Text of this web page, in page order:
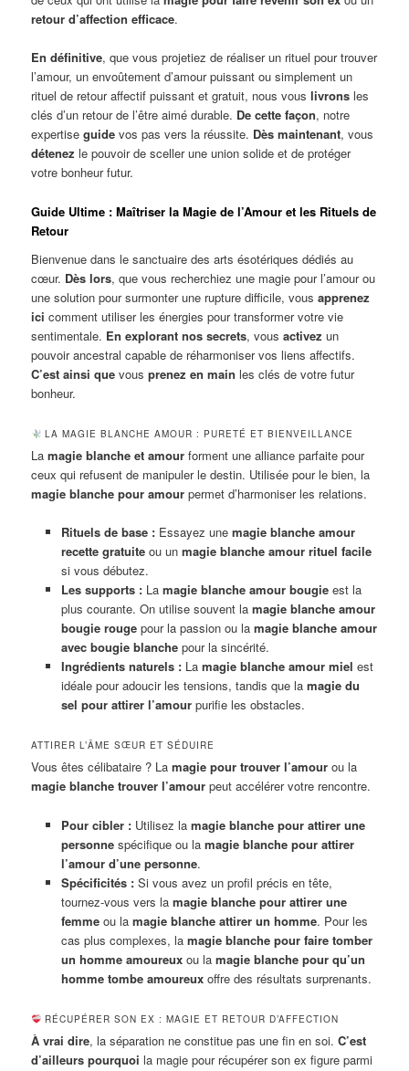
retour d’affection efficace.
En définitive, que vous projetiez de réaliser un rituel pour trouver
l’amour, un envoûtement d’amour puissant ou simplement un
rituel de retour affectif puissant et gratuit, nous vouslivrons les
clés d’un retour de l’être aimé durable. De cette façon, notre
expertiseguide vos pas vers la réussite. Dès maintenant, vous
détenez le pouvoir de sceller une union solide et de protéger
votre bonheur futur.
Guide Ultime : Maîtriser la Magie de l’Amour et les Rituels de
Retour
Bienvenue dans le sanctuaire des arts ésotériques dédiés au
cœur. Dès lors, que vous recherchiez une magie pour l’amour ou
une solution pour surmonter une rupture difficile, vousapprenez
ici comment utiliser les énergies pour transformer votre vie
sentimentale. En explorant nos secrets, vousactivez un
pouvoir ancestral capable de réharmoniser vos liens affectifs.
C’est ainsi que vousprenez en main les clés de votre futur
bonheur.
LA MAGIE BLANCHE AMOUR : PURETÉ ET BIENVEILLANCE
Lamagie blanche et amour forment une alliance parfaite pour
ceux qui refusent de manipuler le destin. Utilisée pour le bien, la
magie blanche pour amour permet d’harmoniser les relations.
Rituels de base :Essayez une magie blanche amour
recette gratuiteou un magie blanche amour rituel facile
si vous débutez.
Les supports :La magie blanche amour bougieest la
plus courante. On utilise souvent la magie blanche amour
bougie rougepour la passion ou la magie blanche amour
avec bougie blanchepour la sincérité.
Ingrédients naturels :La magie blanche amour miel est
idéale pour adoucir les tensions, tandis que la magie du
sel pour attirer l’amourpurifie les obstacles.
ATTIRER L’ÂME SŒUR ET SÉDUIRE
Vous êtes célibataire ? Lamagie pour trouver l’amour ou la
magie blanche trouver l’amour peut accélérer votre rencontre.
Pour cibler :Utilisez la magie blanche pour attirer une
personnespécifique ou la magie blanche pour attirer
l’amour d’une personne.
Spécificités :Si vous avez un profil précis en tête,
tournez-vous vers la magie blanche pour attirer une
femmeou la magie blanche attirer un homme. Pour les
cas plus complexes, la magie blanche pour faire tomber
un homme amoureuxou la magie blanche pour qu’un
homme tombe amoureuxoffre des résultats surprenants.
RÉCUPÉRER SON EX : MAGIE ET RETOUR D’AFFECTION
À vrai dire, la séparation ne constitue pas une fin en soi.C’est
d’ailleurs pourquoi la magie pour récupérer son ex figure parmi